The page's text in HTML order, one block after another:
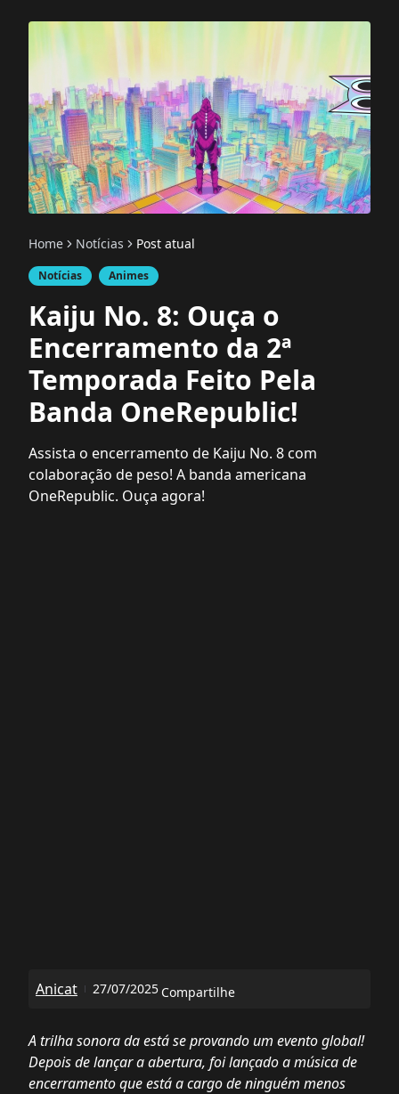
Home Notícias Post atual
Notícias Animes
Kaiju No. 8: Ouça o
Encerramento da 2ª
Temporada Feito Pela
Banda OneRepublic!
Assista o encerramento de Kaiju No. 8 com
colaboração de peso! A banda americana
OneRepublic. Ouça agora!
Anicat 27/07/2025 Compartilhe
A trilha sonora da está se provando um evento global!
Depois de lançar a abertura, foi lançado a música de
encerramento que está a cargo de ninguém menos